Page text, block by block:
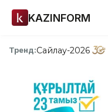
KAZINFORM
Тренд:Сайлау-2026